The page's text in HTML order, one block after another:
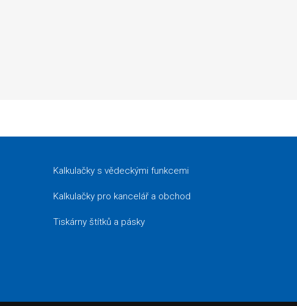
Kalkulačky s vědeckými funkcemi
Kalkulačky pro kancelář a obchod
Tiskárny štítků a pásky